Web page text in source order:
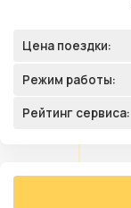
Цена поездки:
Режим работы:
Рейтинг сервиса: